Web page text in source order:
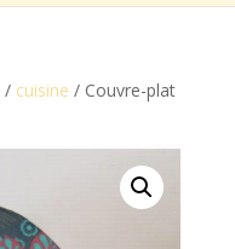
/ cuisine / Couvre-plat